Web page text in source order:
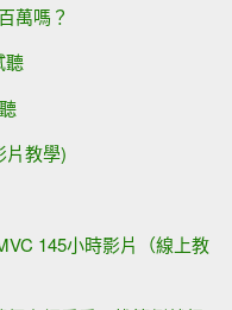
萬嗎？
聽
片教學)
145小時影片（線上教